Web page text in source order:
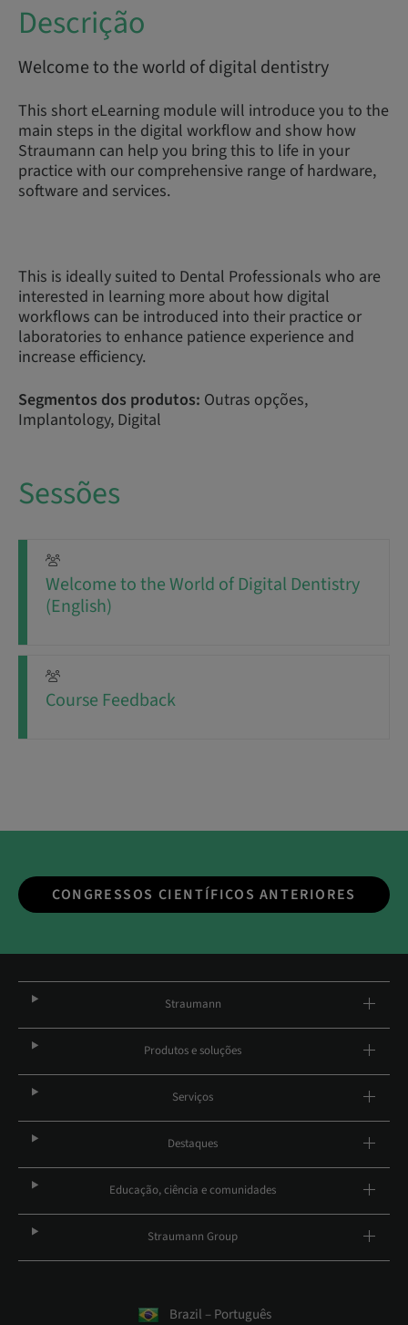
Descrição
Welcome to the world of digital dentistry
This short eLearning module will introduce you to the
main steps in the digital workflow and show how
Straumann can help you bring this to life in your
practice with our comprehensive range of hardware,
software and services.
This is ideally suited to Dental Professionals who are
interested in learning more about how digital
workflows can be introduced into their practice or
laboratories to enhance patience experience and
increase efficiency.
Segmentos dos produtos: Outras opções,
Implantology, Digital
Sessões
Welcome to the World of Digital Dentistry
(English)
Course Feedback
CONGRESSOS CIENTÍFICOS ANTERIORES
Straumann
Produtos e soluções
Serviços
Destaques
Educação, ciência e comunidades
Straumann Group
Brazil – Português